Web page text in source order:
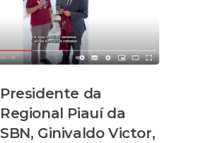
Presidente da
Regional Piauí da
SBN, Ginivaldo Victor,